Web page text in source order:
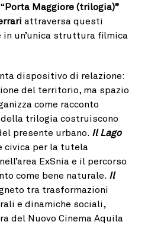
Porta Maggiore (trilogia)”
attraversa questi
un’unica struttura filmica
dispositivo di relazione:
del territorio, ma spazio
come racconto
trilogia costruiscono
presente urbano. Il Lago
civica per la tutela
ExSnia e il percorso
come bene naturale. Il
tra trasformazioni
e dinamiche sociali,
del Nuovo Cinema Aquila